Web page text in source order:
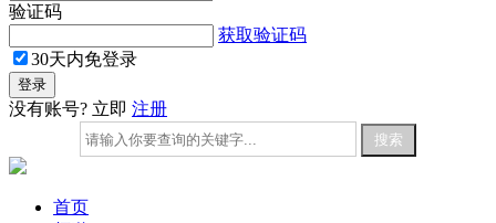
验证码
获取验证码
30天内免登录
没有账号? 立即 注册
首页